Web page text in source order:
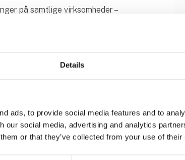
Details
ads, to provide social media features and to
our social media, advertising and analytics
or that they’ve collected from your use of
på samtlige virksomheder –
data.